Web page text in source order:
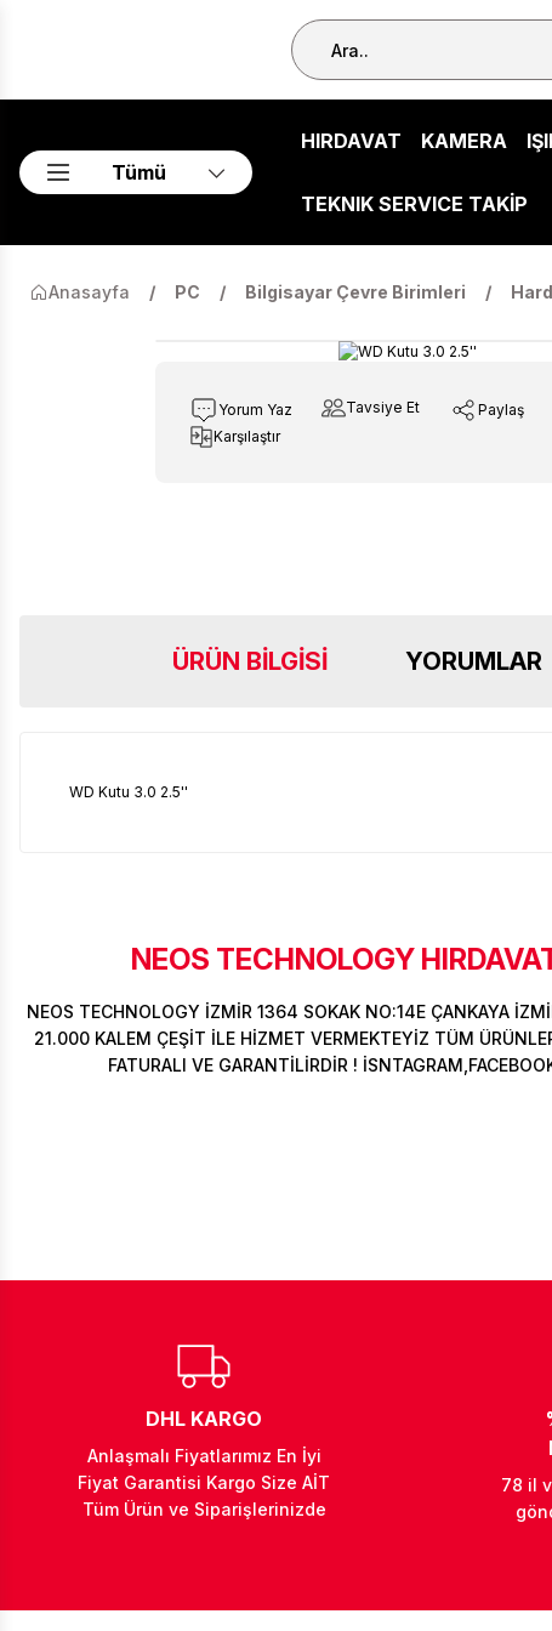
Tümü
HIRDAVAT KAMERA
TEKNIK SERVICE TAKİP
Anasayfa PC Bilgisayar Çevre Birimleri
Yorum Yaz Tavsiye Et
Paylaş
Karşılaştır
ÜRÜN BILGISI YORUMLAR
WD Kutu 3.0 2.5''
NEOS TECHNOLOGY
NEOS TECHNOLOGY İZMİR 1364 SOKAK NO:14E ÇANKAYA
21.000 KALEM ÇEŞİT İLE HİZMET VERMEKTEYİZ TÜM
FATURALI VE GARANTİLİRDİR !
DHL KARGO
Anlaşmalı Fiyatlarımız En İyi
Fiyat Garantisi Kargo Size AİT
Tüm Ürün ve Siparişlerinizde
78 il